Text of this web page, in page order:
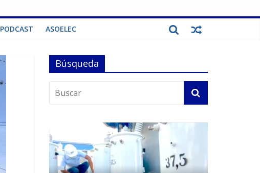
PODCAST ASOELEC
Búsqueda